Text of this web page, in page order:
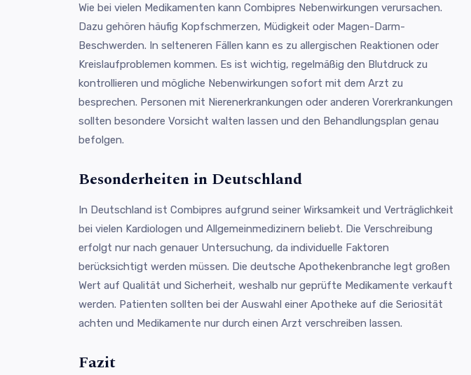
Wie bei vielen Medikamenten kann Combipres Nebenwirkungen verursachen.
Dazu gehören häufig Kopfschmerzen, Müdigkeit oder Magen-Darm-
Beschwerden. In selteneren Fällen kann es zu allergischen Reaktionen oder
Kreislaufproblemen kommen. Es ist wichtig, regelmäßig den Blutdruck zu
kontrollieren und mögliche Nebenwirkungen sofort mit dem Arzt zu
besprechen. Personen mit Nierenerkrankungen oder anderen Vorerkrankungen
sollten besondere Vorsicht walten lassen und den Behandlungsplan genau
befolgen.
Besonderheiten in Deutschland
In Deutschland ist Combipres aufgrund seiner Wirksamkeit und Verträglichkeit
bei vielen Kardiologen und Allgemeinmedizinern beliebt. Die Verschreibung
erfolgt nur nach genauer Untersuchung, da individuelle Faktoren
berücksichtigt werden müssen. Die deutsche Apothekenbranche legt großen
Wert auf Qualität und Sicherheit, weshalb nur geprüfte Medikamente verkauft
werden. Patienten sollten bei der Auswahl einer Apotheke auf die Seriosität
achten und Medikamente nur durch einen Arzt verschreiben lassen.
Fazit